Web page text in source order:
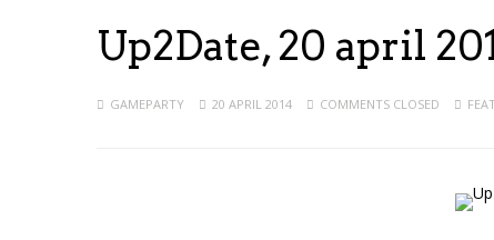
Up2Date, 20 april
GAMEPARTY 20 APRIL 2014 COMMENTS CLOSED